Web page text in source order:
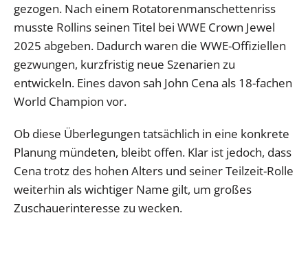
gezogen. Nach einem Rotatorenmanschettenriss
musste Rollins seinen Titel bei WWE Crown Jewel
2025 abgeben. Dadurch waren die WWE-Offiziellen
gezwungen, kurzfristig neue Szenarien zu
entwickeln. Eines davon sah John Cena als 18-fachen
World Champion vor.
Ob diese Überlegungen tatsächlich in eine konkrete
Planung mündeten, bleibt offen. Klar ist jedoch, dass
Cena trotz des hohen Alters und seiner Teilzeit-Rolle
weiterhin als wichtiger Name gilt, um großes
Zuschauerinteresse zu wecken.